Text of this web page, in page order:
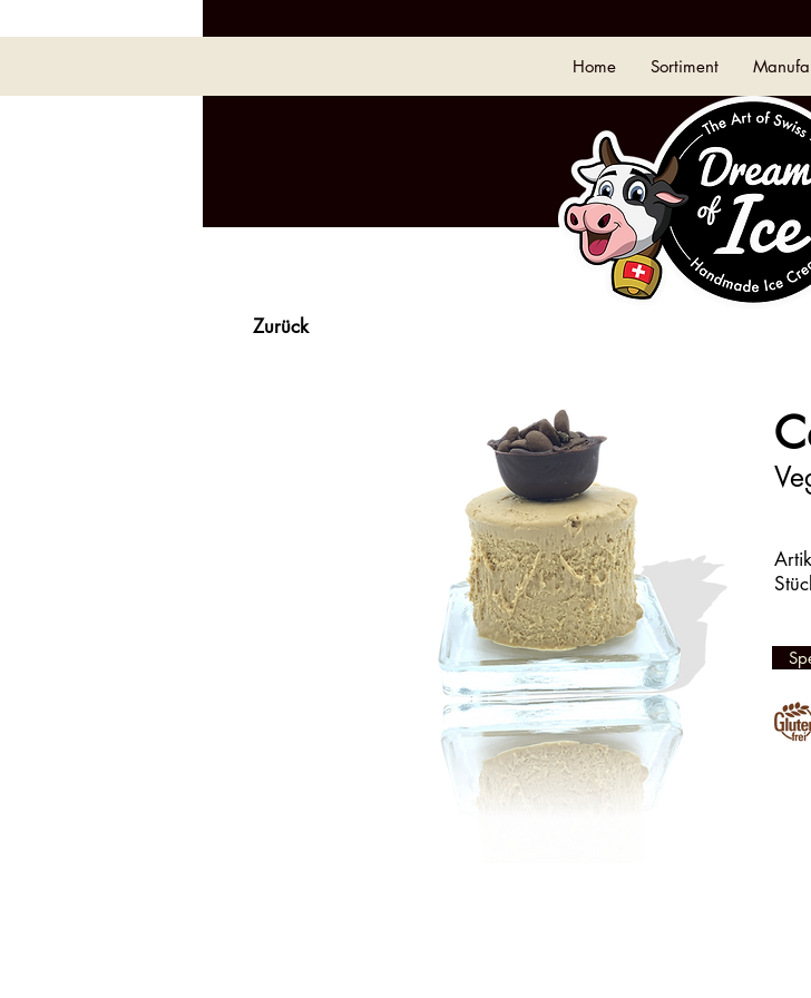
Home Sortiment
Zurück